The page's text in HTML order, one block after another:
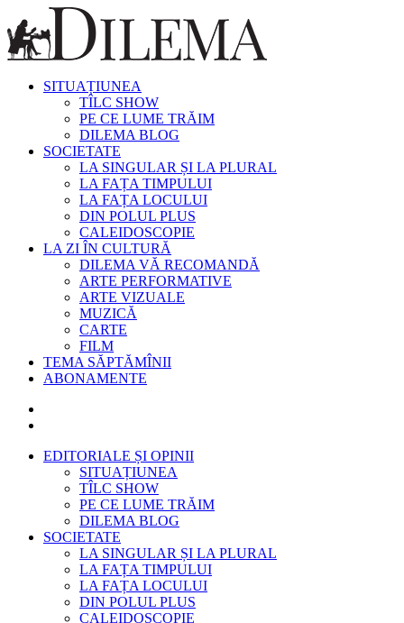
SITUAȚIUNEA
TÎLC SHOW
PE CE LUME TRĂIM
DILEMA BLOG
SOCIETATE
LA SINGULAR ȘI LA PLURAL
LA FAȚA TIMPULUI
LA FAȚA LOCULUI
DIN POLUL PLUS
CALEIDOSCOPIE
LA ZI ÎN CULTURĂ
DILEMA VĂ RECOMANDĂ
ARTE PERFORMATIVE
ARTE VIZUALE
MUZICĂ
CARTE
FILM
TEMA SĂPTĂMÎNII
ABONAMENTE
EDITORIALE ȘI OPINII
SITUAȚIUNEA
TÎLC SHOW
PE CE LUME TRĂIM
DILEMA BLOG
SOCIETATE
LA SINGULAR ȘI LA PLURAL
LA FAȚA TIMPULUI
LA FAȚA LOCULUI
DIN POLUL PLUS
CALEIDOSCOPIE